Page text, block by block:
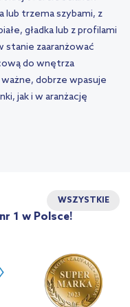
lub trzema szybami, z
gładka lub z profilami
stanie zaaranżować
do wnętrza
dobrze wpasuje
jak i w aranżację
WSZYSTKIE
nr 1 w Polsce!